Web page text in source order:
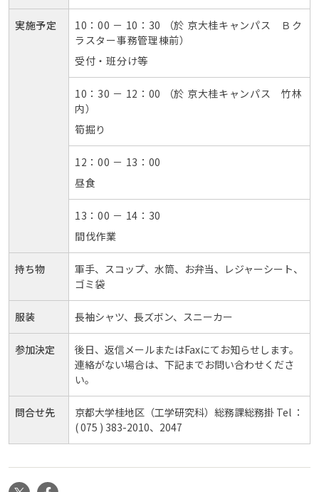
実施予定
10：00 － 10：30 （於 京大桂キャンパス Ｂク
ラスター事務管理棟前）
受付・班分け等
10：30 － 12：00 （於 京大桂キャンパス 竹林
内）
筍掘り
12：00 － 13：00
昼食
13：00 － 14：30
間伐作業
持ち物
軍手、スコップ、水筒、お弁当、レジャーシート、
ゴミ袋
服装 長袖シャツ、長ズボン、スニーカー
参加決定
後日、返信メールまたはFaxにてお知らせします。
連絡がない場合は、下記までお問い合わせくださ
い。
問合せ先
京都大学桂地区（工学研究科）総務課総務掛 Tel ：
( 075 ) 383-2010、2047